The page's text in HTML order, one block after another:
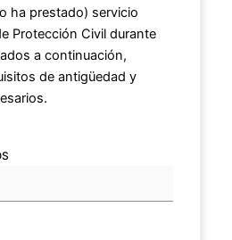
ha prestado) servicio
Protección Civil durante
a continuación,
de antigüedad y